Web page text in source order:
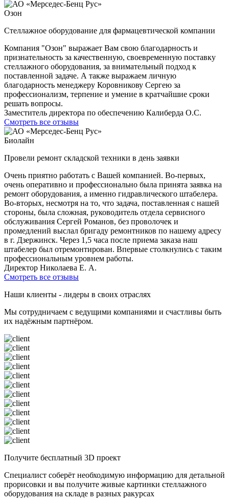
Озон
Стеллажное оборудование для фармацевтической компании
Компания "Озон" выражает Вам свою благодарность и
признательность за качественную, своевременную поставку
стеллажного оборудования, за внимательный подход к
поставленной задаче. А также выражаем личную
благодарность менеджеру Коровникову Сергею за
профессионализм, терпение и умение в кратчайшие сроки
решать вопросы.
Заместитель директора по обеспечению Калиберда О.С.
Смотреть все отзывы
Биолайн
Провели ремонт складской техники в день заявки
Очень приятно работать с Вашей компанией. Во-первых,
очень оперативно и профессионально была принята заявка на
ремонт оборудования, а именно гидравлического штабелера.
Во-вторых, несмотря на то, что задача, поставленная с нашей
стороны, была сложная, руководитель отдела сервисного
обслуживания Сергей Романов, без проволочек и
промедлений выслал бригаду ремонтников по нашему адресу
в г. Дзержинск. Через 1,5 часа после приема заказа наш
штабелер был отремонтирован. Впервые столкнулись с таким
профессиональным уровнем работы.
Директор Николаева Е. А.
Смотреть все отзывы
Наши клиенты - лидеры в своих отраслях
Мы сотрудничаем с ведущими компаниями и счастливы быть
их надёжным партнёром.
Получите бесплатный 3D проект
Специалист соберёт необходимую информацию для детальной
прорисовки и вы получите живые картинки стеллажного
оборудования на складе в разных ракурсах